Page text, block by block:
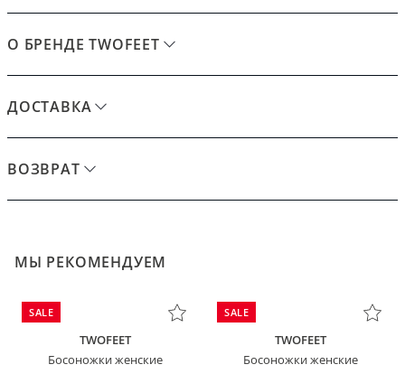
О БРЕНДЕ TWOFEET
ДОСТАВКА
ВОЗВРАТ
МЫ РЕКОМЕНДУЕМ
SALE
TWOFEET
Босоножки женские
SALE
TWOFEET
Босоножки женские